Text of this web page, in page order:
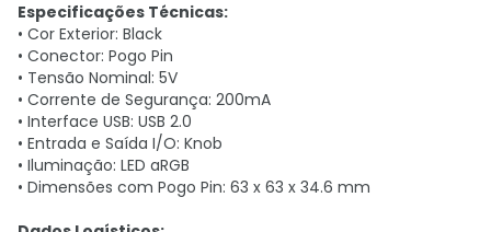
Especificações Técnicas:
• Cor Exterior: Black
• Conector: Pogo Pin
• Tensão Nominal: 5V
• Corrente de Segurança: 200mA
• Interface USB: USB 2.0
• Entrada e Saída I/O: Knob
• Iluminação: LED aRGB
• Dimensões com Pogo Pin: 63 x 63 x 34.6 mm